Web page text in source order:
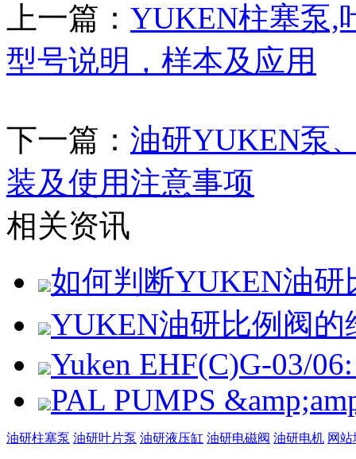
上一篇： YUKEN柱塞泵,
型号说明，样本及应用
下一篇： 油研YUKEN泵
装及使用注意事项
相关资讯
如何判断YUKEN油
YUKEN油研比例阀的
Yuken EHF(C)G-03/
PAL PUMPS
油研柱塞泵 油研叶片泵 油研液压缸 油研电磁阀 油研电机 网